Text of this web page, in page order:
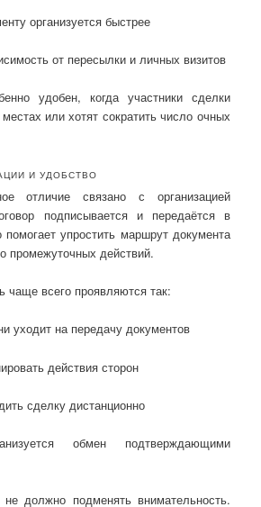
организуется быстрее
от пересылки и личных визитов
удобен, когда участники сделки
или хотят сократить число очных
И УДОБСТВО
отличие связано с организацией
подписывается и передаётся в
упростить маршрут документа
промежуточных действий.
чаще всего проявляются так:
уходит на передачу документов
действия сторон
сделку дистанционно
обмен подтверждающими
должно подменять внимательность.